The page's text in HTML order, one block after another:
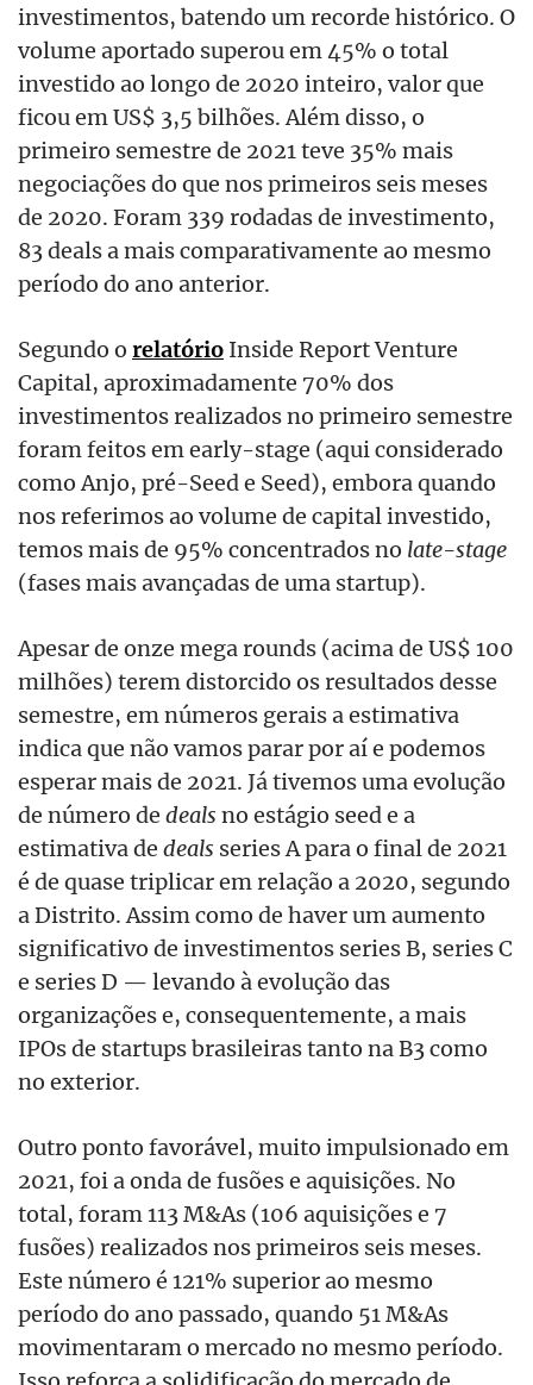
investimentos, batendo um recorde histórico. O
volume aportado superou em 45% o total
investido ao longo de 2020 inteiro, valor que
ficou em US$ 3,5 bilhões. Além disso, o
primeiro semestre de 2021 teve 35% mais
negociações do que nos primeiros seis meses
de 2020. Foram 339 rodadas de investimento,
83 deals a mais comparativamente ao mesmo
período do ano anterior.
Segundo o relatório Inside Report Venture
Capital, aproximadamente 70% dos
investimentos realizados no primeiro semestre
foram feitos em early-stage (aqui considerado
como Anjo, pré-Seed e Seed), embora quando
nos referimos ao volume de capital investido,
temos mais de 95% concentrados no late-stage
(fases mais avançadas de uma startup).
Apesar de onze mega rounds (acima de US$ 100
milhões) terem distorcido os resultados desse
semestre, em números gerais a estimativa
indica que não vamos parar por aí e podemos
esperar mais de 2021. Já tivemos uma evolução
de número de deals no estágio seed e a
estimativa de deals series A para o final de 2021
é de quase triplicar em relação a 2020, segundo
a Distrito. Assim como de haver um aumento
significativo de investimentos series B, series C
e series D — levando à evolução das
organizações e, consequentemente, a mais
IPOs de startups brasileiras tanto na B3 como
no exterior.
Outro ponto favorável, muito impulsionado em
2021, foi a onda de fusões e aquisições. No
total, foram 113 M&As (106 aquisições e 7
fusões) realizados nos primeiros seis meses.
Este número é 121% superior ao mesmo
período do ano passado, quando 51 M&As
movimentaram o mercado no mesmo período.